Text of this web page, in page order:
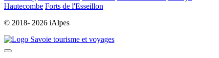
Hautecombe Forts de l'Esseillon
© 2018- 2026 iAlpes